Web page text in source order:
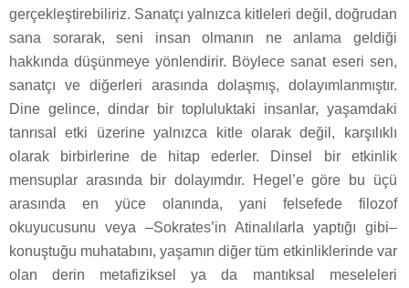
gerçekleştirebiliriz. Sanatçı yalnızca kitleleri değil, doğrudan
sana sorarak, seni insan olmanın ne anlama geldiği
hakkında düşünmeye yönlendirir. Böylece sanat eseri sen,
sanatçı ve diğerleri arasında dolaşmış, dolayımlanmıştır.
Dine gelince, dindar bir topluluktaki insanlar, yaşamdaki
tanrısal etki üzerine yalnızca kitle olarak değil, karşılıklı
olarak birbirlerine de hitap ederler. Dinsel bir etkinlik
mensuplar arasında bir dolayımdır. Hegel’e göre bu üçü
arasında en yüce olanında, yani felsefede filozof
okuyucusunu veya –Sokrates’in Atinalılarla yaptığı gibi–
konuştuğu muhatabını, yaşamın diğer tüm etkinliklerinde var
olan derin metafiziksel ya da mantıksal meseleleri